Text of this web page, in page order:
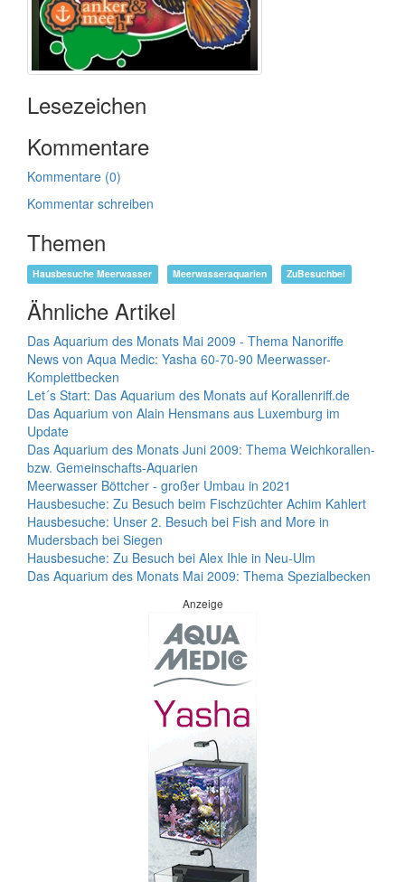
Lesezeichen
Kommentare
Kommentare (0)
Kommentar schreiben
Themen
Hausbesuche Meerwasser Meerwasseraquarien ZuBesuchbei
Ähnliche Artikel
Das Aquarium des Monats Mai 2009 - Thema Nanoriffe
News von Aqua Medic: Yasha 60-70-90 Meerwasser-
Komplettbecken
Let´s Start: Das Aquarium des Monats auf Korallenriff.de
Das Aquarium von Alain Hensmans aus Luxemburg im
Update
Das Aquarium des Monats Juni 2009: Thema Weichkorallen-
bzw. Gemeinschafts-Aquarien
Meerwasser Böttcher - großer Umbau in 2021
Hausbesuche: Zu Besuch beim Fischzüchter Achim Kahlert
Hausbesuche: Unser 2. Besuch bei Fish and More in
Mudersbach bei Siegen
Hausbesuche: Zu Besuch bei Alex Ihle in Neu-Ulm
Das Aquarium des Monats Mai 2009: Thema Spezialbecken
Anzeige